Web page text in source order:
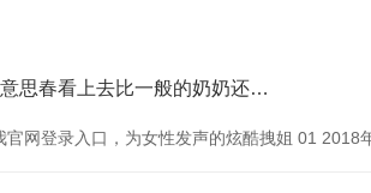
官网登录入口戴好意思春看上去比一般的奶奶还要朽迈一些-九游会J9·(china)官方网站-真人游戏第一品牌